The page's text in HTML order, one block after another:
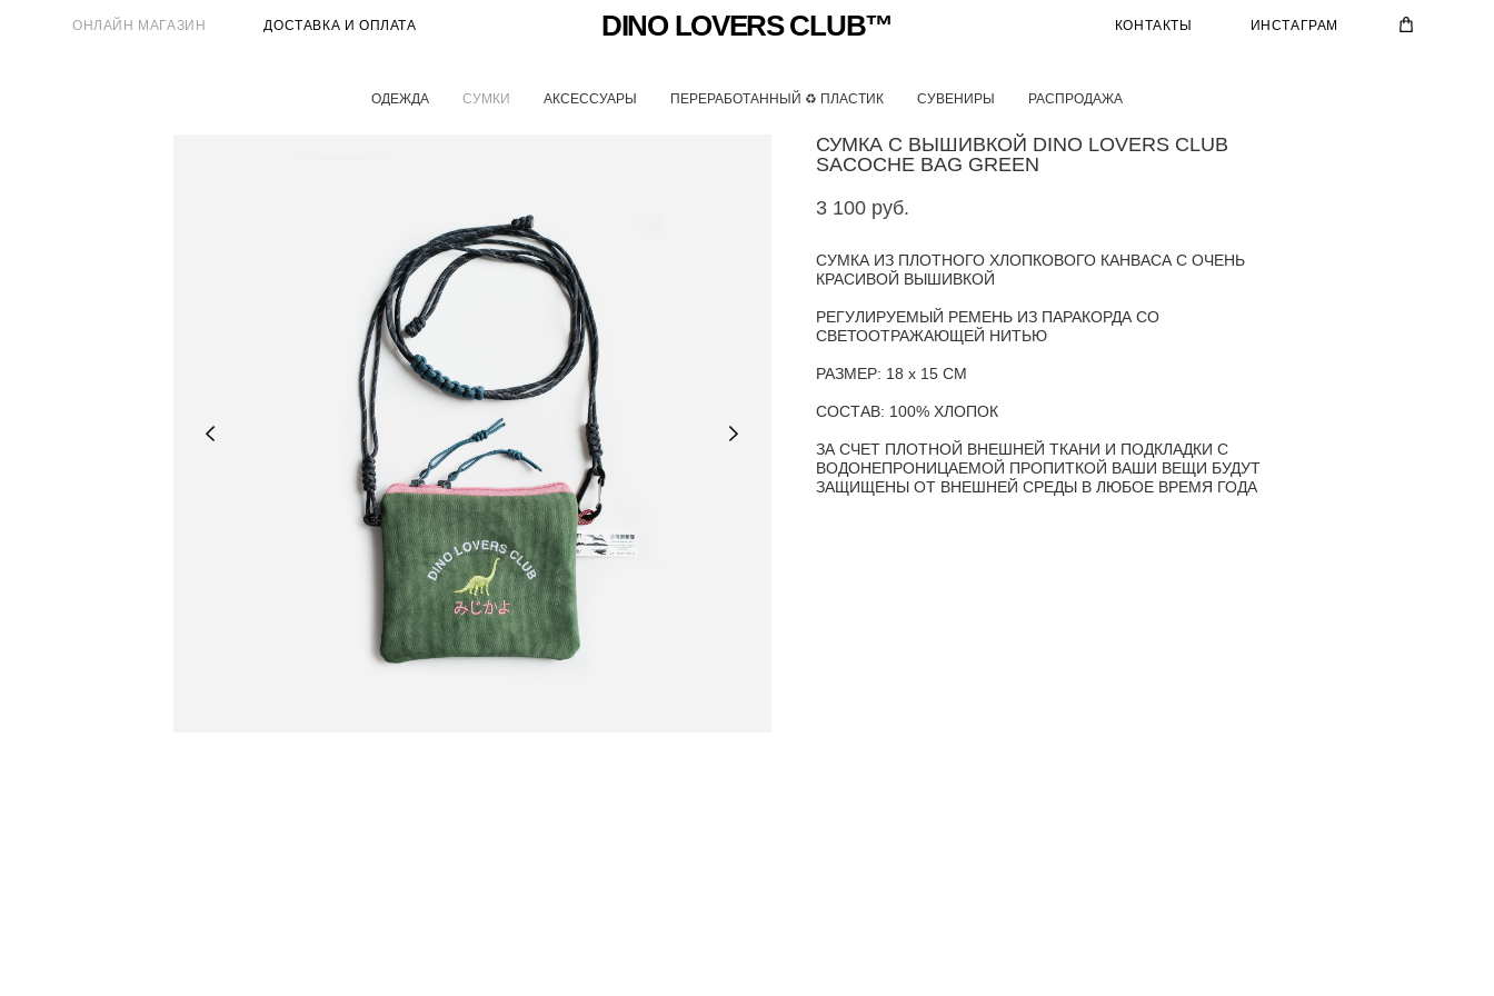
ОНЛАЙН МАГАЗИН ДОСТАВКА И ОПЛАТА DINO LOVERS CLUB™ КОНТАКТЫ ИНСТАГРАМ
ОДЕЖДА СУМКИ АКСЕССУАРЫ ПЕРЕРАБОТАННЫЙ ♻ ПЛАСТИК СУВЕНИРЫ РАСПРОДАЖА
СУМКА С ВЫШИВКОЙ DINO LOVERS CLUB
SACOCHE BAG GREEN
3 100 pуб.
СУМКА ИЗ ПЛОТНОГО ХЛОПКОВОГО КАНВАСА С ОЧЕНЬ
КРАСИВОЙ ВЫШИВКОЙ
РЕГУЛИРУЕМЫЙ РЕМЕНЬ ИЗ ПАРАКОРДА СО
СВЕТООТРАЖАЮЩЕЙ НИТЬЮ
РАЗМЕР: 18 х 15 СМ
СОСТАВ: 100% ХЛОПОК
ЗА СЧЕТ ПЛОТНОЙ ВНЕШНЕЙ ТКАНИ И ПОДКЛАДКИ С
ВОДОНЕПРОНИЦАЕМОЙ ПРОПИТКОЙ ВАШИ ВЕЩИ БУДУТ
ЗАЩИЩЕНЫ ОТ ВНЕШНЕЙ СРЕДЫ В ЛЮБОЕ ВРЕМЯ ГОДА